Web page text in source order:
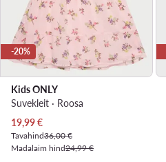
-20%
Kids ONLY
Suvekleit · Roosa
Praegune hind
19,99€
Tavahind36,00 €
Madalaim hind24,99 €